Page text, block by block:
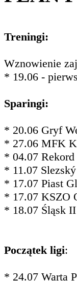
Treningi:
Wznowienie
* 19.06 -
Sparingi:
* 20.06 Gryf
* 27.06 MFK
* 04.07
* 11.07
* 17.07 Piast
* 17.07 KSZO
* 18.07 Śląsk
Początek ligi:
* 24.07 Warta